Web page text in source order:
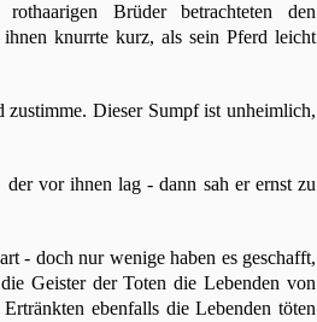
Brüder betrachteten den
knurrte kurz, als sein Pferd leicht
Dieser Sumpf ist unheimlich,
vor ihnen lag - dann sah er ernst zu
- doch nur wenige haben es geschafft,
Geister der Toten die Lebenden von
ebenfalls die Lebenden töten